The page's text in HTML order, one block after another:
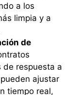
a los
limpia y a
de
de respuesta a
ajustar
tiempo real,